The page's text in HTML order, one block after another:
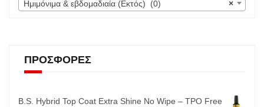
×
Ημιμόνιμα & εβδομαδιαία (Εκτός) (0)
ΠΡΟΣΦΟΡΈΣ
B.S. Hybrid Top Coat Extra Shine No Wipe – TPO Free